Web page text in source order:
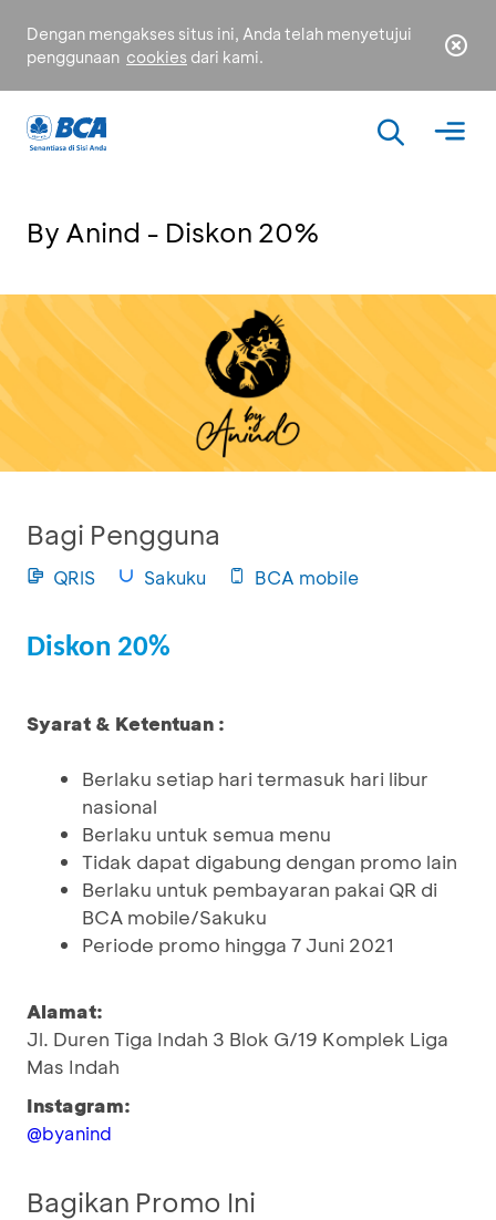
Dengan mengakses situs ini, Anda telah menyetujui
penggunaan cookies dari kami.
By Anind - Diskon 20%
Bagi Pengguna
QRIS Sakuku BCA mobile
Diskon 20%
Syarat & Ketentuan :
Berlaku setiap hari termasuk hari libur
nasional
Berlaku untuk semua menu
Tidak dapat digabung dengan promo lain
Berlaku untuk pembayaran pakai QR di
BCA mobile/Sakuku
Periode promo hingga 7 Juni 2021
Alamat:
Jl. Duren Tiga Indah 3 Blok G/19 Komplek Liga
Mas Indah
Instagram:
@byanind
Bagikan Promo Ini